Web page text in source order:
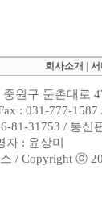
회사소개
원구 둔촌대로
: 031-777-
81-31753 / 통신
: 윤상미
/ Copyright ⓒ